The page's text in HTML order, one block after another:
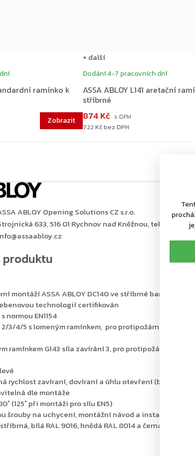
ramínko k
ASSA ABLOY L141 aretační
stříbrné
Dodání 4-7 pracovních dní
722 Kč bez DPH
874 Kč
+ další
montáží ASSA ABLOY DC140 ve stříbrné barvě
technologií certifikován
normou EN1154
3/4/5 s lomeným ramínkem, pro protipožární a
ramínkem G143 síla zavírání 3, pro protipožární a
rychlost zavíraní, dovíraní a úhlu otevření (back-check)
dle montáže
(125˚ při montáži pro sílu EN5)
šrouby na uchycení, montážní návod a instalační
bílá RAL 9016, hnědá RAL 8014 a černá RAL 9005
ABLOY Opening Solutions CZ s.r.o.
633, 516 01 Rychnov nad Kněžnou, tel.: +420